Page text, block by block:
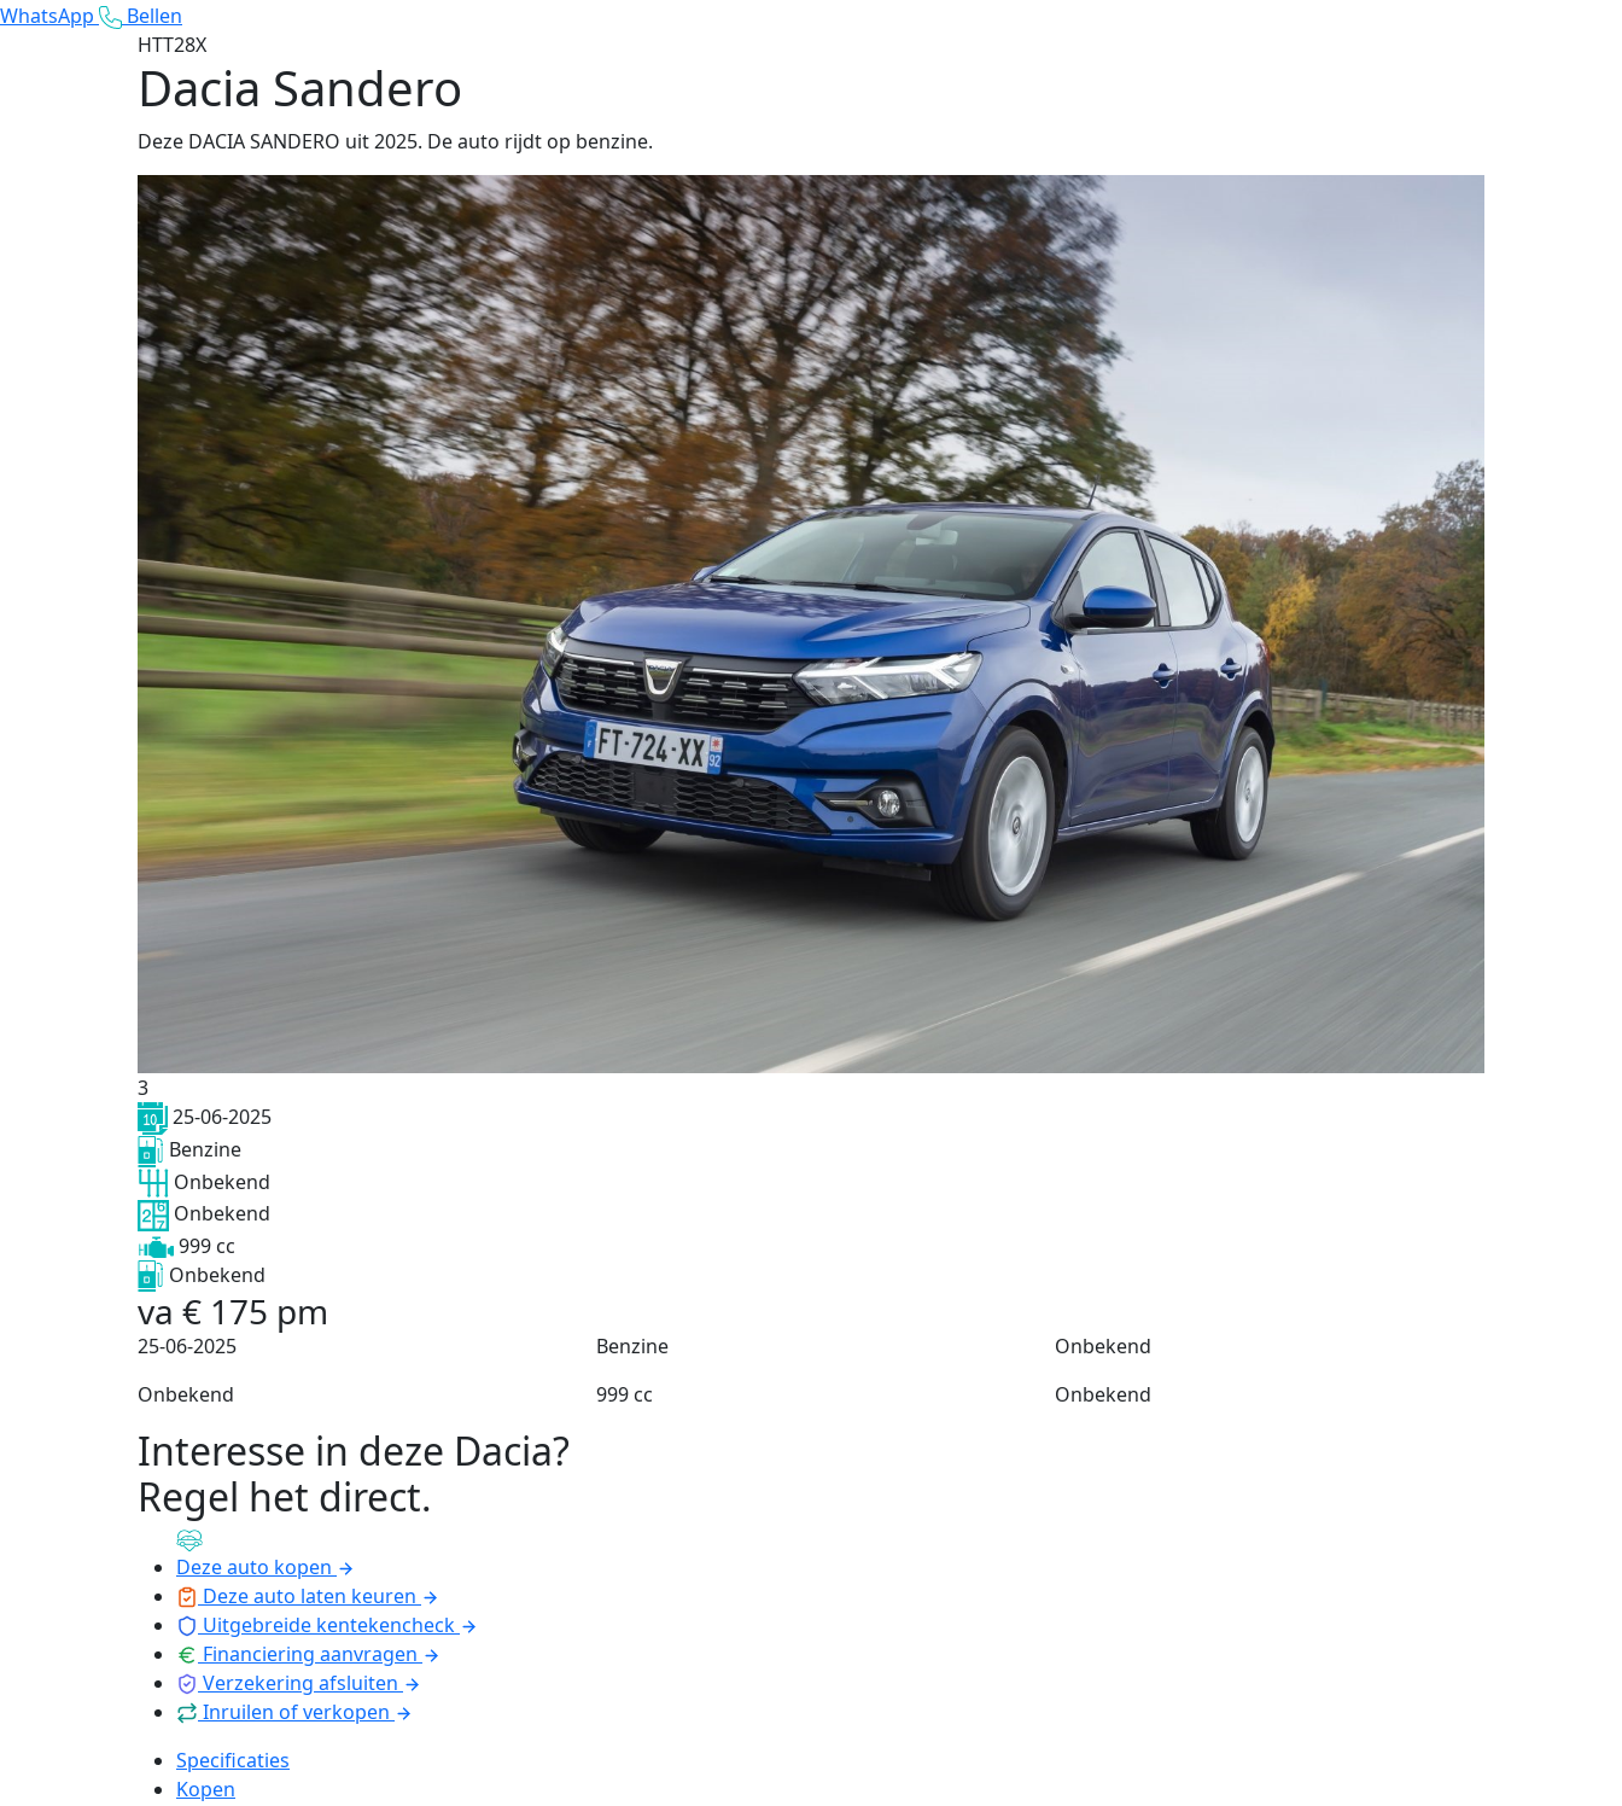
WhatsApp
Bellen
HTT28X
Dacia Sandero
Deze DACIA SANDERO uit 2025. De auto rijdt op benzine.
3
25-06-2025
Benzine
Onbekend
Onbekend
999 cc
Onbekend
va € 175 pm
25-06-2025 Benzine
Onbekend
Onbekend
999 cc Onbekend
Interesse in deze Dacia?
Regel het direct.
Deze auto kopen
Deze auto laten keuren
Uitgebreide kentekencheck
Financiering aanvragen
Verzekering afsluiten
Inruilen of verkopen
Specificaties
Kopen